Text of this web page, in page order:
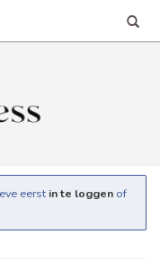
eerst in te loggen of